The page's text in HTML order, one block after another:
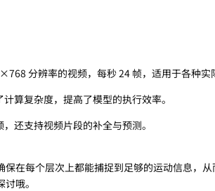
分辨率的视频，每秒 24 帧，适用于各种实
算复杂度，提高了模型的执行效率。
还支持视频片段的补全与预测。
在每个层次上都能捕捉到足够的运动信息，
哦。